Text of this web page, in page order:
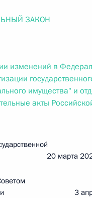
ЗАКОН
изменений в
имущества" и
акты
20 марта 2024
3 апреля